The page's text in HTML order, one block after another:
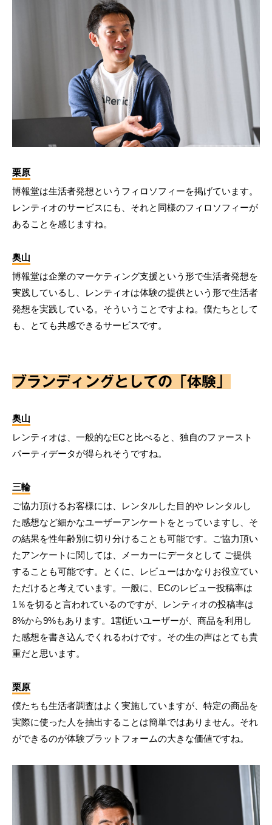
栗原
博報堂は生活者発想というフィロソフィーを掲げています。
レンティオのサービスにも、それと同様のフィロソフィーが
あることを感じますね。
奥山
博報堂は企業のマーケティング支援という形で生活者発想を
実践しているし、レンティオは体験の提供という形で生活者
発想を実践している。そういうことですよね。僕たちとして
も、とても共感できるサービスです。
ブランディングとしての「体験」
奥山
レンティオは、一般的なECと比べると、独自のファースト
パーティデータが得られそうですね。
三輪
ご協力頂けるお客様には、レンタルした目的や レンタルし
た感想など細かなユーザーアンケートをとっていますし、そ
の結果を性年齢別に切り分けることも可能です。ご協力頂い
たアンケートに関しては、メーカーにデータとして ご提供
することも可能です。とくに、レビューはかなりお役立てい
ただけると考えています。一般に、ECのレビュー投稿率は
1％を切ると言われているのですが、レンティオの投稿率は
8%から9%もあります。1割近いユーザーが、商品を利用し
た感想を書き込んでくれるわけです。その生の声はとても貴
重だと思います。
栗原
僕たちも生活者調査はよく実施していますが、特定の商品を
実際に使った人を抽出することは簡単ではありません。それ
ができるのが体験プラットフォームの大きな価値ですね。